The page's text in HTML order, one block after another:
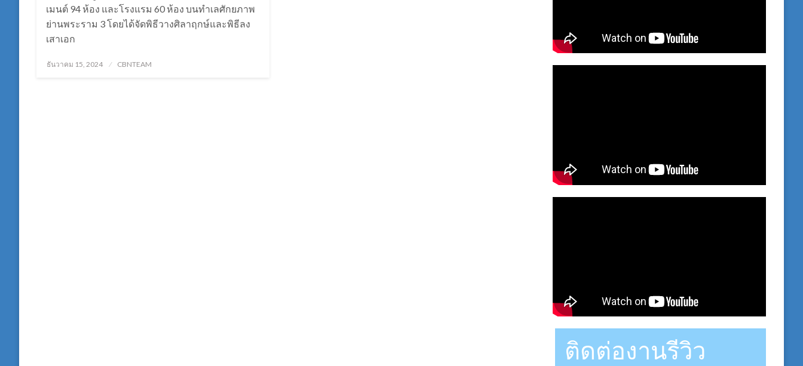
เมนต์ 94 ห้อง และโรงแรม 60 ห้อง บนทำเลศักยภาพ
ย่านพระราม 3 โดยได้จัดพิธีวางศิลาฤกษ์และพิธีลง
เสาเอก
Posted
ธันวาคม 15, 2024 CBNTEAM
ติดต่องานรีวิว